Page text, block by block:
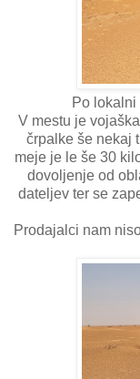
Po
V mestu je
črpalke še nekaj
meje je le še 30
dovoljenje od
dateljev ter se
Prodajalci nam